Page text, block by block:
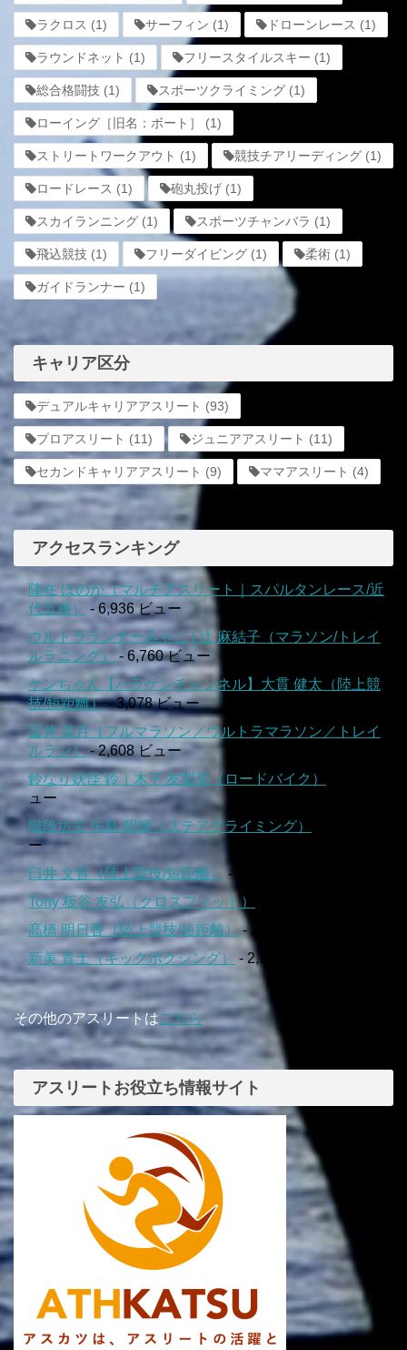
ラクロス (1) サーフィン (1) ドローンレース (1)
ラウンドネット (1) フリースタイルスキー (1)
総合格闘技 (1) スポーツクライミング (1)
ローイング［旧名：ボート］ (1)
ストリートワークアウト (1) 競技チアリーディング (1)
ロードレース (1) 砲丸投げ (1)
スカイランニング (1) スポーツチャンバラ (1)
飛込競技 (1) フリーダイビング (1) 柔術 (1)
ガイドランナー (1)
キャリア区分
デュアルキャリアアスリート (93)
プロアスリート (11) ジュニアアスリート (11)
セカンドキャリアアスリート (9) ママアスリート (4)
アクセスランキング
陣在 ほのか（マルチアスリート｜スパルタンレース/近
代五種）
- 6,936 ビュー
ウルトラランナーみゃこ | 辻 麻結子（マラソン/トレイ
ルラニング）- 6,760 ビュー
ケンちゃん【ハラケンチャンネル】大貫 健太（陸上競
技/短距離）- 3,078 ビュー
冨井 菜月（フルマラソン／ウルトラマラソン／トレイ
ルラン）- 2,608 ビュー
鈴なり妖怪 鈴｜木下 友梨菜（ロードバイク）
ュー
階段坊主 矢島 昭輝（ステアクライミング）
ー
臼井 文音（陸上競技/短距離） - 2,268 ビュー
Tony 板谷 友弘（クロスフィット）
髙橋 明日香（陸上競技/短距離）- 2,213 ビュー
新美 貴士（キックボクシング）
- 2,134 ビュー
その他のアスリートはこちら
アスリートお役立ち情報サイト